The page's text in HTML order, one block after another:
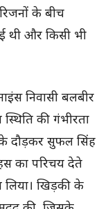
के बीच
थी और किसी भी
निवासी बलबीर
की गंभीरता
दौड़कर सुफल सिंह
का परिचय देते
लिया। खिड़की के